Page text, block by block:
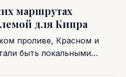
маршрутах
для Кипра
проливе, Красном и
быть локальными…